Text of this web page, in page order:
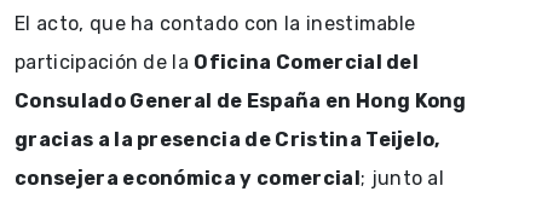
El acto, que ha contado con la inestimable
participación de la Oficina Comercial del
Consulado General de España en Hong Kong
gracias a la presencia de Cristina Teijelo,
consejera económica y comercial; junto al